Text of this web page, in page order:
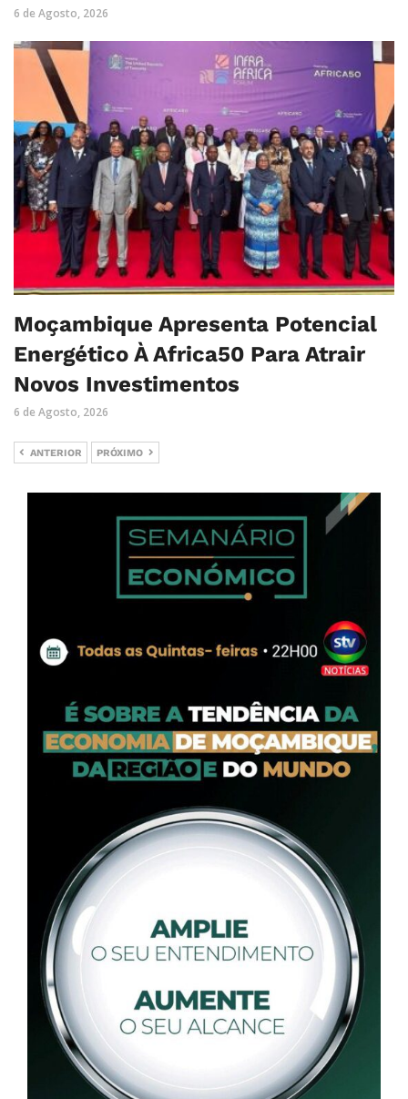
6 de Agosto, 2026
Moçambique Apresenta Potencial
Energético À Africa50 Para Atrair
Novos Investimentos
6 de Agosto, 2026
ANTERIOR PRÓXIMO